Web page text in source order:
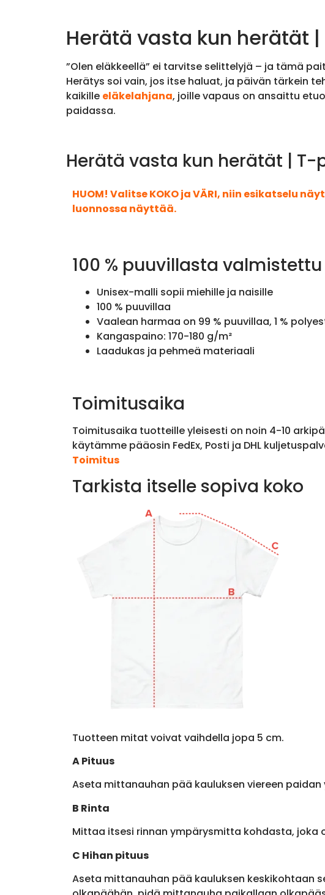
Herätä vasta kun herätät
”Olen eläkkeellä” ei tarvitse selittelyjä – ja tämä
Herätys soi vain, jos itse haluat, ja päivän tärkein
kaikille eläkelahjana, joille vapaus on ansaittu
paidassa.
Herätä vasta kun herätät |
HUOM! Valitse KOKO ja VÄRI, niin esikatselu
luonnossa näyttää.
100 % puuvillasta
Unisex-malli sopii miehille ja naisille
100 % puuvillaa
Vaalean harmaa on 99 % puuvillaa, 1 %
Kangaspaino: 170-180 g/m²
Laadukas ja pehmeä materiaali
Toimitusaika
Toimitusaika tuotteille yleisesti on noin 4-10
käytämme pääosin FedEx, Posti ja DHL
Toimitus
Tarkista itselle sopiva koko
Tuotteen mitat voivat vaihdella jopa 5 cm.
A Pituus
Aseta mittanauhan pää kauluksen viereen
B Rinta
Mittaa itsesi rinnan ympärysmitta kohdasta, joka
C Hihan pituus
Aseta mittanauhan pää kauluksen keskikohtaan